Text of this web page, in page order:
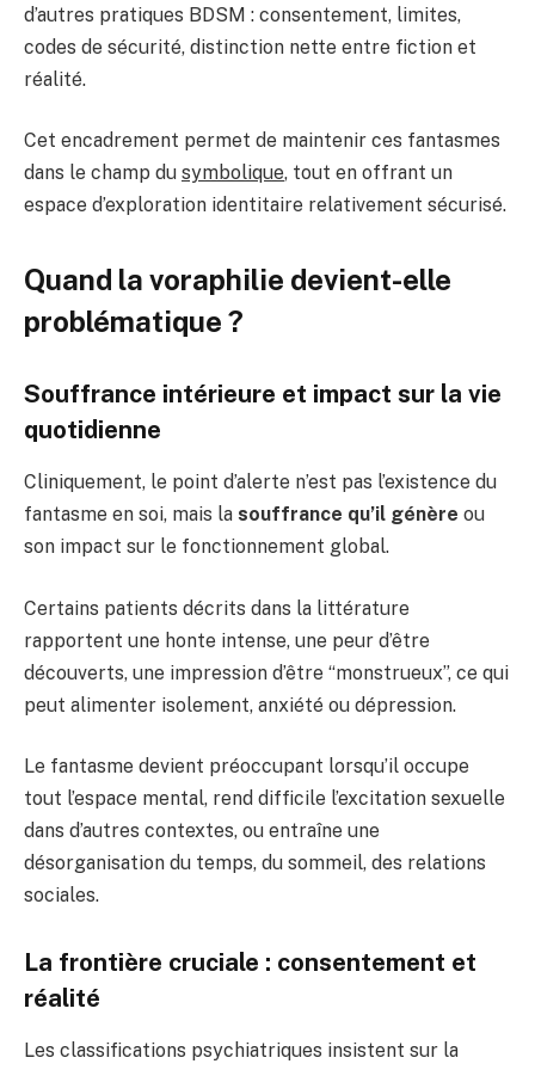
d’autres pratiques BDSM : consentement, limites,
codes de sécurité, distinction nette entre fiction et
réalité.
Cet encadrement permet de maintenir ces fantasmes
dans le champ du symbolique, tout en offrant un
espace d’exploration identitaire relativement sécurisé.
Quand la voraphilie devient-elle
problématique ?
Souffrance intérieure et impact sur la vie
quotidienne
Cliniquement, le point d’alerte n’est pas l’existence du
fantasme en soi, mais la souffrance qu’il génère ou
son impact sur le fonctionnement global.
Certains patients décrits dans la littérature
rapportent une honte intense, une peur d’être
découverts, une impression d’être “monstrueux”, ce qui
peut alimenter isolement, anxiété ou dépression.
Le fantasme devient préoccupant lorsqu’il occupe
tout l’espace mental, rend difficile l’excitation sexuelle
dans d’autres contextes, ou entraîne une
désorganisation du temps, du sommeil, des relations
sociales.
La frontière cruciale : consentement et
réalité
Les classifications psychiatriques insistent sur la